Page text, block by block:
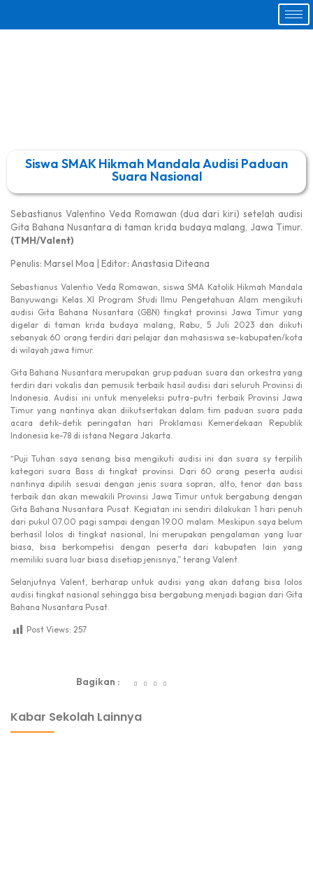
Siswa SMAK Hikmah Mandala Audisi Paduan
Suara Nasional
Sebastianus Valentino Veda Romawan (dua dari kiri) setelah audisi
Gita Bahana Nusantara di taman krida budaya malang, Jawa Timur.
(TMH/Valent)
Penulis: Marsel Moa | Editor: Anastasia Diteana
Sebastianus Valentio Veda Romawan, siswa SMA Katolik Hikmah Mandala
Banyuwangi Kelas XI Program Studi Ilmu Pengetahuan Alam mengikuti
audisi Gita Bahana Nusantara (GBN) tingkat provinsi Jawa Timur yang
digelar di taman krida budaya malang, Rabu, 5 Juli 2023 dan diikuti
sebanyak 60 orang terdiri dari pelajar dan mahasiswa se-kabupaten/kota
di wilayah jawa timur.
Gita Bahana Nusantara merupakan grup paduan suara dan orkestra yang
terdiri dari vokalis dan pemusik terbaik hasil audisi dari seluruh Provinsi di
Indonesia. Audisi ini untuk menyeleksi putra-putri terbaik Provinsi Jawa
Timur yang nantinya akan diikutsertakan dalam tim paduan suara pada
acara detik-detik peringatan hari Proklamasi Kemerdekaan Republik
Indonesia ke-78 di istana Negara Jakarta.
“Puji Tuhan saya senang bisa mengikuti audisi ini dan suara sy terpilih
kategori suara Bass di tingkat provinsi. Dari 60 orang peserta audisi
nantinya dipilih sesuai dengan jenis suara sopran, alto, tenor dan bass
terbaik dan akan mewakili Provinsi Jawa Timur untuk bergabung dengan
Gita Bahana Nusantara Pusat. Kegiatan ini sendiri dilakukan 1 hari penuh
dari pukul 07.00 pagi sampai dengan 19.00 malam. Meskipun saya belum
berhasil lolos di tingkat nasional, Ini merupakan pengalaman yang luar
biasa, bisa berkompetisi dengan peserta dari kabupaten lain yang
memiliki suara luar biasa disetiap jenisnya,” terang Valent.
Selanjutnya Valent, berharap untuk audisi yang akan datang bisa lolos
audisi tingkat nasional sehingga bisa bergabung menjadi bagian dari Gita
Bahana Nusantara Pusat.
Post Views: 257
Bagikan :
Kabar Sekolah Lainnya